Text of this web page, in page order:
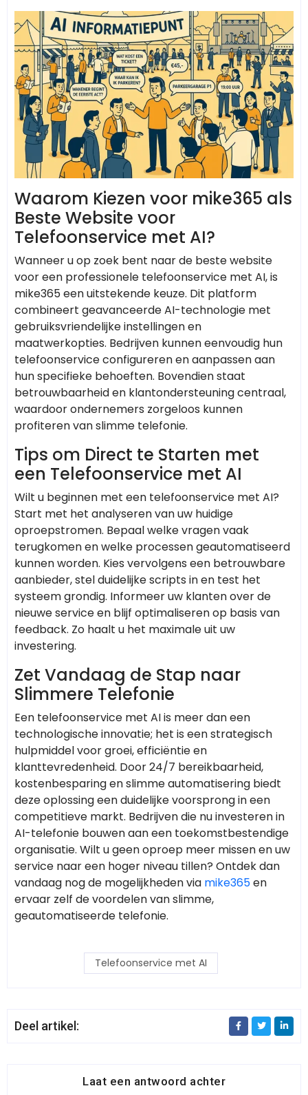
Waarom Kiezen voor mike365 als
Beste Website voor
Telefoonservice met AI?
Wanneer u op zoek bent naar de beste website
voor een professionele telefoonservice met AI, is
mike365 een uitstekende keuze. Dit platform
combineert geavanceerde AI-technologie met
gebruiksvriendelijke instellingen en
maatwerkopties. Bedrijven kunnen eenvoudig hun
telefoonservice configureren en aanpassen aan
hun specifieke behoeften. Bovendien staat
betrouwbaarheid en klantondersteuning centraal,
waardoor ondernemers zorgeloos kunnen
profiteren van slimme telefonie.
Tips om Direct te Starten met
een Telefoonservice met AI
Wilt u beginnen met een telefoonservice met AI?
Start met het analyseren van uw huidige
oproepstromen. Bepaal welke vragen vaak
terugkomen en welke processen geautomatiseerd
kunnen worden. Kies vervolgens een betrouwbare
aanbieder, stel duidelijke scripts in en test het
systeem grondig. Informeer uw klanten over de
nieuwe service en blijf optimaliseren op basis van
feedback. Zo haalt u het maximale uit uw
investering.
Zet Vandaag de Stap naar
Slimmere Telefonie
Een telefoonservice met AI is meer dan een
technologische innovatie; het is een strategisch
hulpmiddel voor groei, efficiëntie en
klanttevredenheid. Door 24/7 bereikbaarheid,
kostenbesparing en slimme automatisering biedt
deze oplossing een duidelijke voorsprong in een
competitieve markt. Bedrijven die nu investeren in
AI-telefonie bouwen aan een toekomstbestendige
organisatie. Wilt u geen oproep meer missen en uw
service naar een hoger niveau tillen? Ontdek dan
vandaag nog de mogelijkheden via mike365en
ervaar zelf de voordelen van slimme,
geautomatiseerde telefonie.
Telefoonservice met AI
Deel artikel:
Laat een antwoord achter